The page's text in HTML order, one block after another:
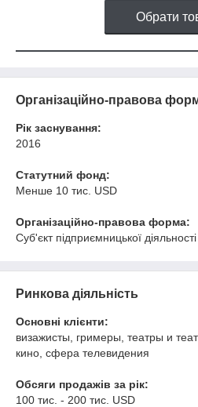
Обрати
Організаційно-правова
Рік заснування:
2016
Статутний фонд:
Менше 10 тис. USD
Організаційно-правова форма:
Суб'єкт підприємницької діяльності
Ринкова діяльність
Основні клієнти:
визажисты, гримеры, театры и
кино, сфера телевидения
Обсяги продажів за рік:
100 тис. - 200 тис. USD